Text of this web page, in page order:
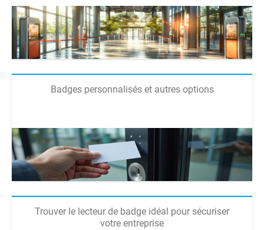
Badges personnalisés et autres options
Trouver le lecteur de badge idéal pour sécuriser
votre entreprise